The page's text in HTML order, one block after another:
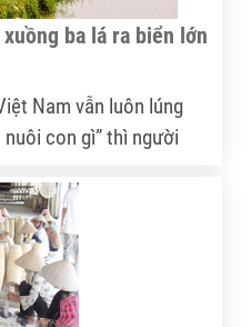
ba lá ra biển lớn
Nam vẫn luôn lúng
con gì” thì người